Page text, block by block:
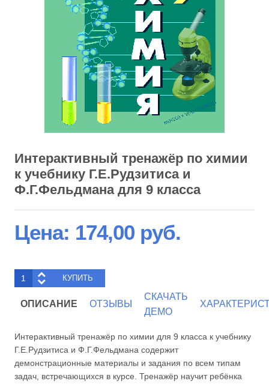
Интерактивный тренажёр по химии
к учебнику Г.Е.Рудзитиса и
Ф.Г.Фельдмана для 9 класса
Цена: 174,00 руб.
ОПИСАНИЕ ОТЗЫВЫ
СКАЧАТЬ
ДЕМО
Интерактивный тренажёр по химии для 9 класса к учебнику
Г.Е.Рудзитиса и Ф.Г.Фельдмана содержит
демонстрационные материалы и задания по всем типам
задач, встречающихся в курсе. Тренажёр научит ребёнка